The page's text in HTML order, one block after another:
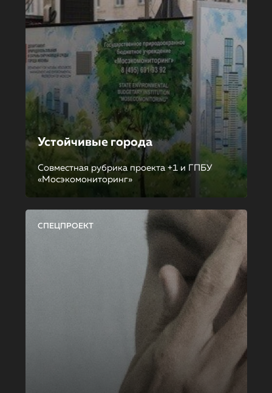
Устойчивые города
Совместная рубрика проекта +1 и ГПБУ
«Мосэкомониторинг»
СПЕЦПРОЕКТ